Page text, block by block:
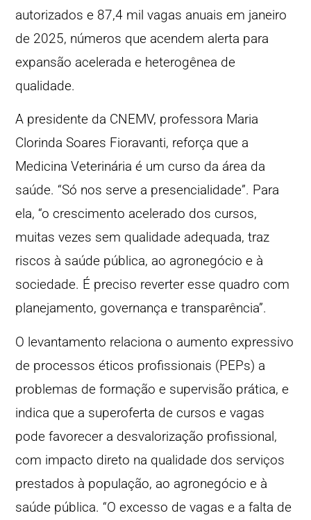
autorizados e 87,4 mil vagas anuais em janeiro
de 2025, números que acendem alerta para
expansão acelerada e heterogênea de
qualidade.
A presidente da CNEMV, professora Maria
Clorinda Soares Fioravanti, reforça que a
Medicina Veterinária é um curso da área da
saúde. “Só nos serve a presencialidade”. Para
ela, “o crescimento acelerado dos cursos,
muitas vezes sem qualidade adequada, traz
riscos à saúde pública, ao agronegócio e à
sociedade. É preciso reverter esse quadro com
planejamento, governança e transparência”.
O levantamento relaciona o aumento expressivo
de processos éticos profissionais (PEPs) a
problemas de formação e supervisão prática, e
indica que a superoferta de cursos e vagas
pode favorecer a desvalorização profissional,
com impacto direto na qualidade dos serviços
prestados à população, ao agronegócio e à
saúde pública. “O excesso de vagas e a falta de